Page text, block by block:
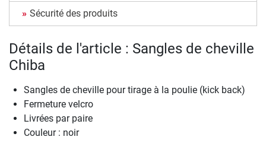
Sécurité des produits
Détails de l'article : Sangles de cheville
Chiba
Sangles de cheville pour tirage à la poulie (kick back)
Fermeture velcro
Livrées par paire
Couleur : noir